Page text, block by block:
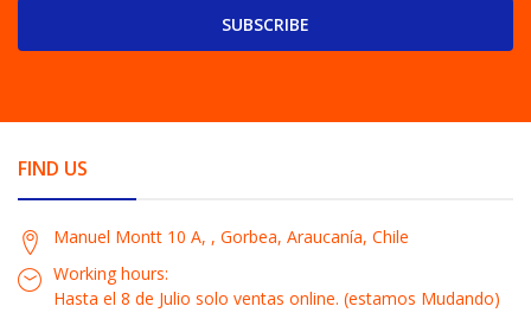
SUBSCRIBE
FIND US
Manuel Montt 10 A, , Gorbea, Araucanía, Chile
Working hours:
Hasta el 8 de Julio solo ventas online. (estamos Mudando)